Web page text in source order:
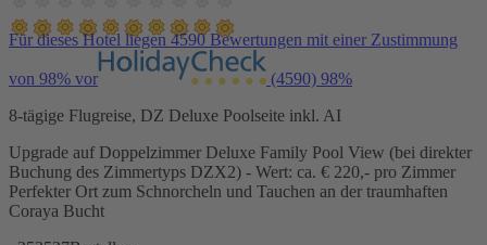
Für dieses Hotel liegen 4590 Bewertungen mit einer Zustimmung
von 98% vor (4590) 98%
8-tägige Flugreise, DZ Deluxe Poolseite inkl. AI
Upgrade auf Doppelzimmer Deluxe Family Pool View (bei direkter
Buchung des Zimmertyps DZX2) - Wert: ca. € 220,- pro Zimmer
Perfekter Ort zum Schnorcheln und Tauchen an der traumhaften
Coraya Bucht